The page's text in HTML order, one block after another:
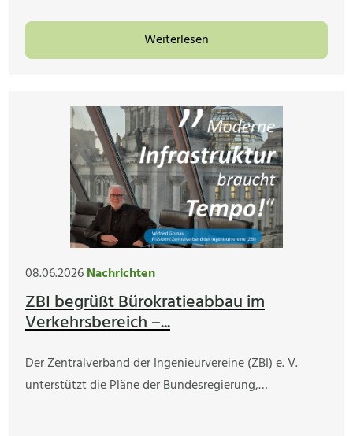
Weiterlesen
08.06.2026Nachrichten
ZBI begrüßt Bürokratieabbau im
Verkehrsbereich –...
Der Zentralverband der Ingenieurvereine (ZBI) e. V.
unterstützt die Pläne der Bundesregierung,…